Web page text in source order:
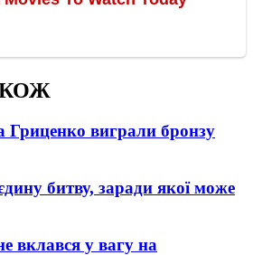
Гриценко виграли бронзу
битву, заради якої може
вклався у вагу на